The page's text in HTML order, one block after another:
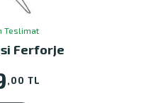
Teslimat
Ferforje
,00 TL